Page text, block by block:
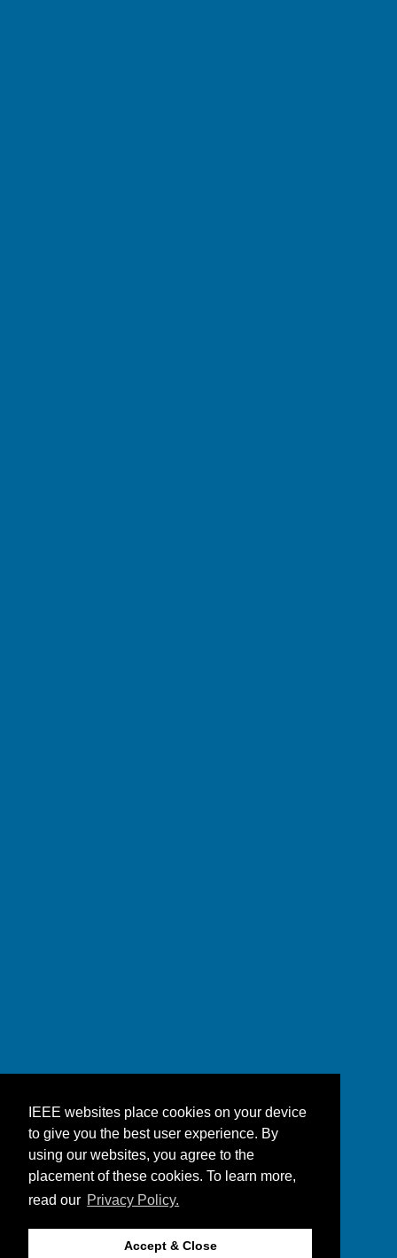
IEEE websites place cookies on your device
to give you the best user experience. By
using our websites, you agree to the
placement of these cookies. To learn more,
read our Privacy Policy.
Accept & Close